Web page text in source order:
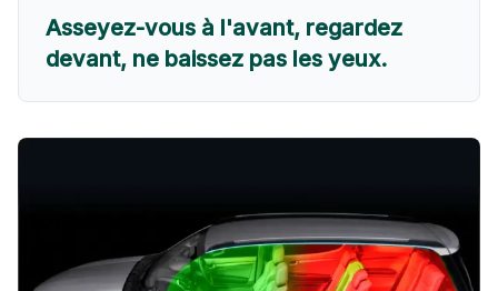
Asseyez-vous à l'avant, regardez
devant, ne baissez pas les yeux.